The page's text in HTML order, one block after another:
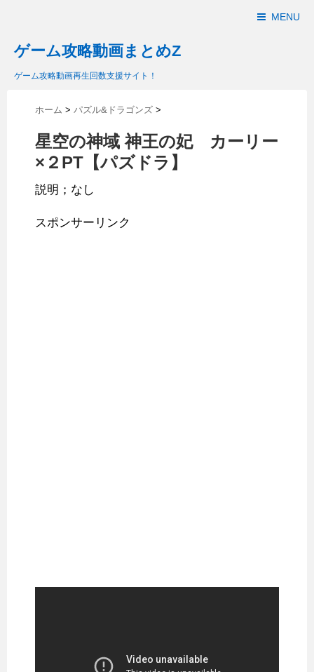
MENU
ゲーム攻略動画まとめZ
ゲーム攻略動画再生回数支援サイト！
ホーム > パズル&ドラゴンズ >
星空の神域 神王の妃 カーリー
×２PT【パズドラ】
説明；なし
スポンサーリンク